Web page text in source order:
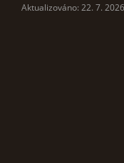
Aktualizováno: 22. 7. 2026